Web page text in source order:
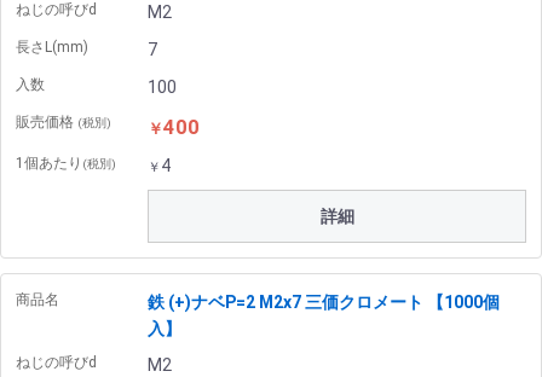
ねじの呼びd M2
長さL(mm) 7
入数 100
販売価格 (税別) ￥400
1個あたり (税別) ￥ 4
詳細
商品名
鉄 (+)ナベP=2 M2x7 三価クロメート 【1000個
入】
ねじの呼びd M2